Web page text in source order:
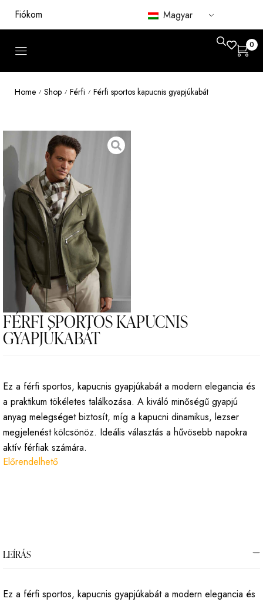
Fiókom Magyar
0
Home / Shop / Férfi / Férfi sportos kapucnis gyapjúkabát
FÉRFI SPORTOS KAPUCNIS
GYAPJÚKABÁT
Ez a férfi sportos, kapucnis gyapjúkabát a modern elegancia és
a praktikum tökéletes találkozása. A kiváló minőségű gyapjú
anyag melegséget biztosít, míg a kapucni dinamikus, lezser
megjelenést kölcsönöz. Ideális választás a hűvösebb napokra
aktív férfiak számára.
Előrendelhető
LEÍRÁS
Ez a férfi sportos, kapucnis gyapjúkabát a modern elegancia és